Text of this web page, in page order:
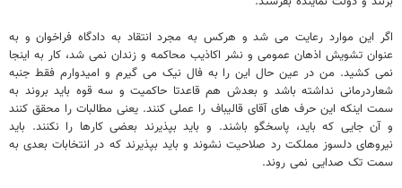
اگر این موارد رعایت می شد و هرکس به مجرد انتقاد به دادگاه فراخوان و به
عنوان تشویش اذهان عمومی و نشر اکاذیب محاکمه و زندان نمی شد، کار به اینجا
نمی کشید. من در عین حال این را به فال نیک می گیرم و امیدوارم فقط جنبه
شعاردرمانی نداشته باشد و بعدش هم قاعدتا حاکمیت و سه قوه باید بروند به
سمت اینکه این حرف های آقای قالیباف را عملی کنند. یعنی مطالبات را محقق کنند
و آن جایی که باید، پاسخگو باشند. و باید بپذیرند بعضی کارها را نکنند. باید
نیروهای دلسوز مملکت رد صلاحیت نشوند و باید بپذیرند که در انتخابات بعدی به
سمت تک صدایی نمی روند.